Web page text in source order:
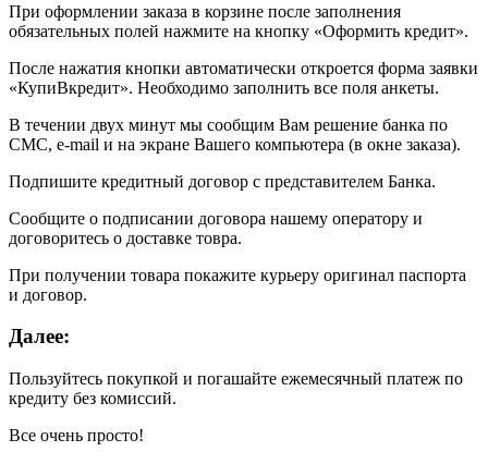
При оформлении заказа в корзине после заполнения
обязательных полей нажмите на кнопку «Оформить кредит».
После нажатия кнопки автоматически откроется форма заявки
«КупиВкредит». Необходимо заполнить все поля анкеты.
В течении двух минут мы сообщим Вам решение банка по
СМС, e-mail и на экране Вашего компьютера (в окне заказа).
Подпишите кредитный договор с представителем Банка.
Сообщите о подписании договора нашему оператору и
договоритесь о доставке товра.
При получении товара покажите курьеру оригинал паспорта
и договор.
Далее:
Пользуйтесь покупкой и погашайте ежемесячный платеж по
кредиту без комиссий.
Все очень просто!